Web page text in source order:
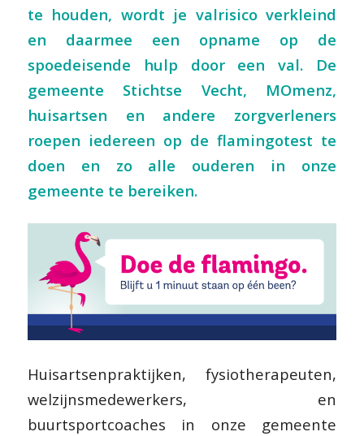
te houden, wordt je valrisico verkleind
en daarmee een opname op de
spoedeisende hulp door een val. De
gemeente Stichtse Vecht, MOmenz,
huisartsen en andere zorgverleners
roepen iedereen op de flamingotest te
doen en zo alle ouderen in onze
gemeente te bereiken.
Huisartsenpraktijken, fysiotherapeuten,
welzijnsmedewerkers, en
buurtsportcoaches in onze gemeente